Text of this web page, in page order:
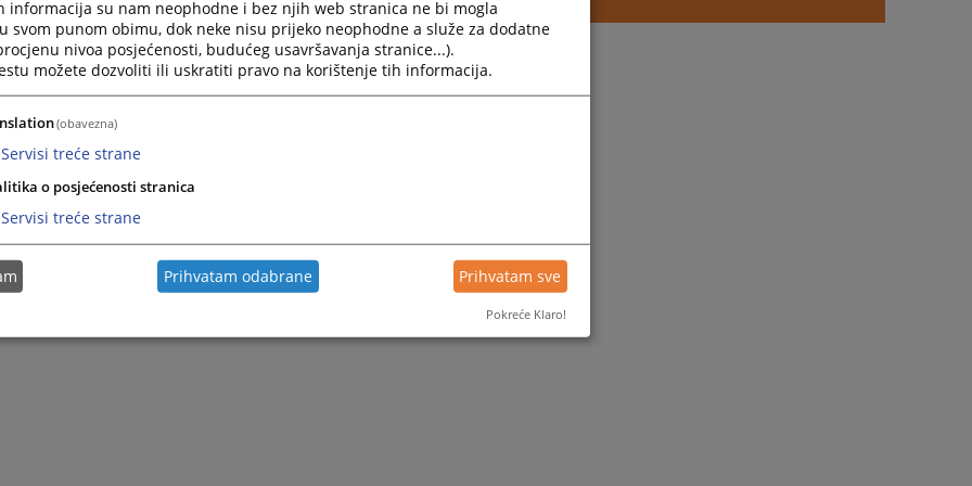
институција БиХ
информацијама
informacija su nam neophodne i bez njih web stranica ne bi mogla
svom punom obimu, dok neke nisu prijeko neophodne a služe za dodatne
nivoa posjećenosti, budućeg usavršavanja stranice...).
možete dozvoliti ili uskratiti pravo na korištenje tih informacija.
(obavezna)
Servisi treće strane
o posjećenosti stranica
Servisi treće strane
Prihvatam odabrane Prihvatam sve
Pokreće Klaro!